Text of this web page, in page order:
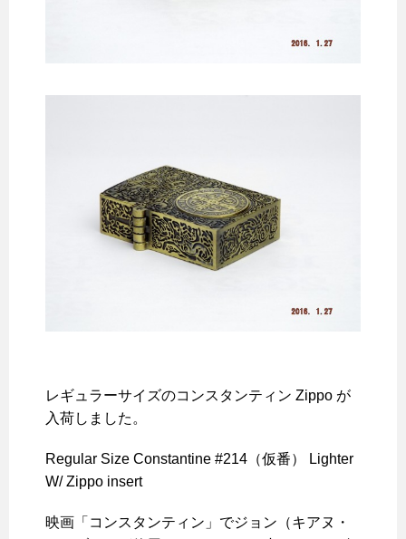
レギュラーサイズのコンスタンティン Zippo が
入荷しました。
Regular Size Constantine #214（仮番） Lighter
W/ Zippo insert
映画「コンスタンティン」でジョン（キアヌ・